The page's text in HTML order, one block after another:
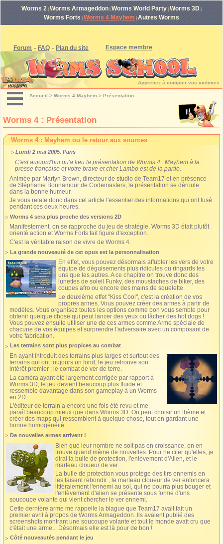
Worms 2 Worms Armageddon Worms World Party Worms 3D
Worms Forts Worms 4 Mayhem Autres Worms
Forum - FAQ - Plan du site Espace membre
Apprenez à compter vos victimes
Accueil > Worms 4 Mayhem > Présentation
Worms 4 : Présentation
Worms 4 : Mayhem ou le retour aux sources
Lundi 2 mai 2005. Paris
C'est aujourd'hui qu'a lieu la présentation de Worms 4 : Mayhem à la
presse française et votre brave et cher Lambo est de la partie.
Animée par Martyn Brown, directeur de studio de Team17 et en présence
de Stéphanie Bonnamour de Codemasters, la présentation se déroule
dans la bonne humeur.
Je vous relate donc dans cet article l'essentiel des informations qui ont fusé
pendant ces deux heures.
Worms 4 sera plus proche des versions 2D
Manifestement, on se rapproche du jeu de stratégie. Worms 3D était plutôt
orienté action et Worms Forts fait figure d'exception.
C'est la véritable raison de vivre de Worms 4.
La grande nouveauté de cet opus est la personnalisation
En effet, vous pouvez désormais affubler les vers de votre
équipe de déguisements plus ridicules ou ringards les
uns que les autres. A ce chapitre on trouve donc des
lunettes de soleil Funky, des moustaches de biker, des
coupes afro ou encore des mains de squelette.
Le deuxième effet "Kiss Cool", c'est la création de vos
propres armes. Vous pouvez créer des armes à partir de
modèles. Vous organisez toutes les options comme bon vous semble pour
obtenir quelque chose qui peut lancer des yeux ou lâcher des hot dogs !
Vous pouvez ensuite utiliser une de ces armes comme Arme spéciale de
chacune de vos équipes et surprendre l'adversaire avec un composant de
votre fabrication.
Les terrains sont plus propices au combat
En ayant introduit des terrains plus larges et surtout des
terrains qui ont toujours un fond, le jeu retrouve son
intérêt premier : le combat de ver de terre.
La caméra ayant été largement corrigée par rapport à
Worms 3D, le jeu devient beaucoup plus fluide et
ressemble davantage dans son gameplay à un Worms
en 2D.
L'éditeur de terrain a encore une fois été revu et me
paraît beaucoup mieux que dans Worms 3D. On peut choisir un thème et
créer des maps qui ressemblent à quelque chose, tout en gardant une
bonne homogénéité.
De nouvelles armes arrivent !
Bien que leur nombre ne soit pas en croissance, on en
trouve quand même de nouvelles. Pour ne citer qu'elles, je
dirai la bulle de protection, l'enlèvement d'Alien, et le
marteau cloueur de ver.
La bulle de protection vous protège des tirs ennemis en
les faisant rebondir ; le marteau cloueur de ver enfoncera
littéralement l'ennemi au sol, qui ne pourra plus bouger et
l'enlèvement d'alien se présente sous forme d'uns
soucoupe volante qui vient chercher le ver ennemi.
Cette dernière arme me rappelle la blague que Team17 avait fait un
premier avril à propos de Worms Armageddon. Ils avaient publié des
screenshots montrant une soucoupe volante et tout le monde avait cru que
c'était une arme... Désormais elle est là pour de bon !
Côté nouveautés pendant le jeu